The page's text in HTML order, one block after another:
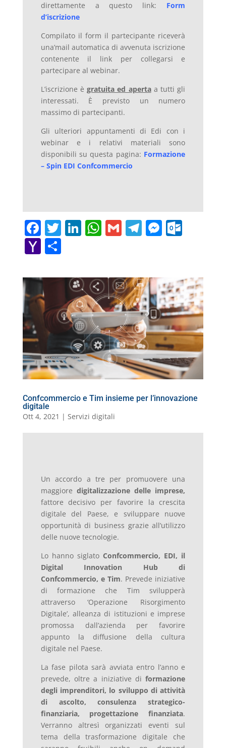
direttamente a questo link: Form
d’iscrizione
Compilato il form il partecipante riceverà
una’mail automatica di avvenuta iscrizione
contenente il link per collegarsi e
partecipare al webinar.
L’iscrizione ègratuita ed apertaa tutti gli
interessati. È previsto un numero
massimo di partecipanti.
Gli ulteriori appuntamenti di Edi con i
webinar e i relativi materiali sono
disponibili su questa pagina: Formazione
– Spin EDI Confcommercio
F
a
c
e
b
o
o
k
T
w
itt
er
Li
e
dI
n
W
s
A
p
p
G
l
T
gr
a
m
M
e
n
g
er
O
o
k.
c
o
m
Y
h
o
o
M
ai
l
C
n
di
vi
di
Confcommercio e Tim insieme per l’innovazione
digitale
Ott 4, 2021 | Servizi digitali
Un accordo a tre per promuovere una
maggiore digitalizzazione delle imprese,
fattore decisivo per favorire la crescita
digitale del Paese, e sviluppare nuove
opportunità di business grazie all’utilizzo
delle nuove tecnologie.
Lo hanno siglato Confcommercio, EDI, il
Digital Innovation Hub di
Confcommercio, e Tim. Prevede iniziative
di formazione che Tim svilupperà
attraverso ‘Operazione Risorgimento
Digitale’, alleanza di istituzioni e imprese
promossa dall’azienda per favorire
appunto la diffusione della cultura
digitale nel Paese.
La fase pilota sarà avviata entro l’anno e
prevede, oltre a iniziative diformazione
degli imprenditori, lo sviluppo di attività
di ascolto, consulenza strategico-
finanziaria, progettazione finanziata.
Verranno altresì organizzati eventi sul
tema della trasformazione digitale che